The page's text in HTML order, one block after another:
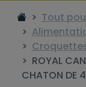
Tout
ROYAL
CHATON DE